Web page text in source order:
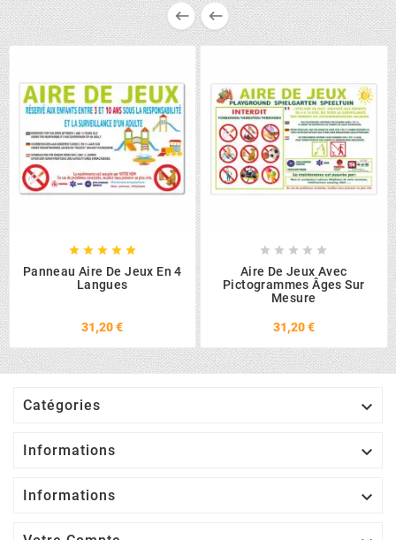
 
    
Panneau Aire De Jeux En 4
Langues
31,20 €
    
Aire De Jeux Avec
Pictogrammes Âges Sur
Mesure
31,20 €
Catégories 
Informations 
Informations 